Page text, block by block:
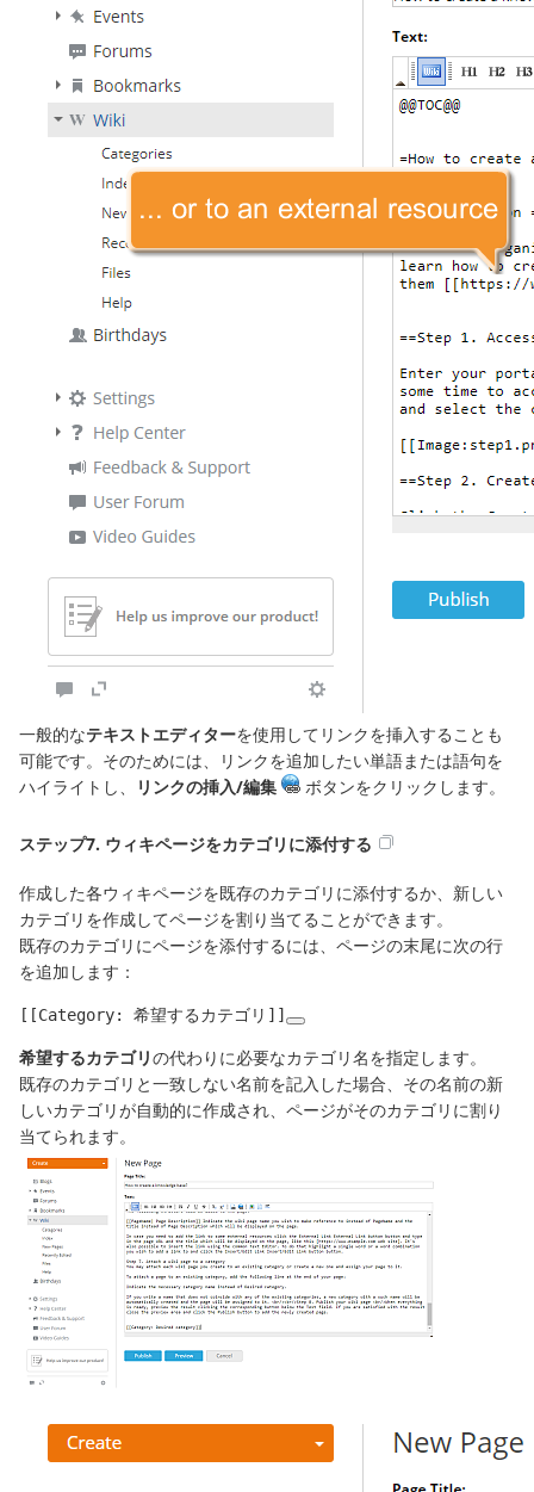
一般的なテキストエディターを使用してリンクを挿入することも
可能です。そのためには、リンクを追加したい単語または語句を
ハイライトし、
リンクの挿入/編集 ボタンをクリックします。
ステップ7. ウィキページをカテゴリに添付する
作成した各ウィキページを既存のカテゴリに添付するか、新しい
カテゴリを作成してページを割り当てることができます。
既存のカテゴリにページを添付するには、ページの末尾に次の行
を追加します：
[[Category: 希望するカテゴリ]]
希望するカテゴリの代わりに必要なカテゴリ名を指定します。
既存のカテゴリと一致しない名前を記入した場合、その名前の新
しいカテゴリが自動的に作成され、ページがそのカテゴリに割り
当てられます。